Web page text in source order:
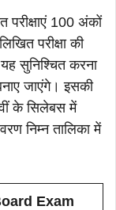
100 अंकों
परीक्षा की
सुनिश्चित करना
जाएंगे। इसकी
के सिलेबस में
निम्न तालिका में
Exam